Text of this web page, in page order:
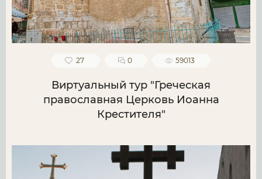
27 0 59013
Виртуальный тур "Греческая
православная Церковь Иоанна
Крестителя"